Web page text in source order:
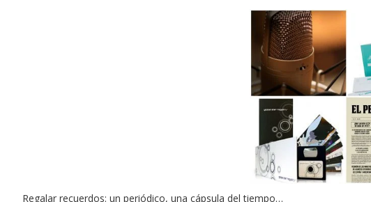
Regalar recuerdos: un periódico, una cápsula del tiempo…